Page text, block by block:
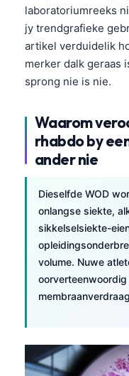
laboratoriumreeks
jy trendgrafieke
artikel verduidelik
merker dalk geraas
sprong nie is nie.
Waarom
rhabdo by
ander nie
Dieselfde WOD
onlangse siekte,
sikkelselsiekte-
volume. Nuwe
Íslenska
Bosanski
Azərbaycan dili
Eesti
日本語
Čeština
Русский
Lietuvių kalba
한국어
Slovenščina
Magyar
Shqip